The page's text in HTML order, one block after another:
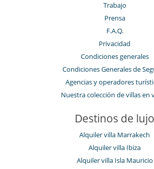
Trabajo
Prensa
F.A.Q.
Privacidad
Condiciones generales
Condiciones Generales de
Agencias y operadores
Nuestra colección de villas en
Destinos de lujo
Alquiler villa Marrakech
Alquiler villa Ibiza
Alquiler villa Isla Mauricio